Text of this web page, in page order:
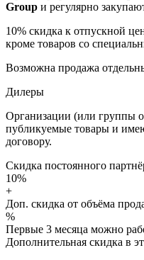
Group и регулярно
10% скидка к отпускной
кроме товаров со
Возможна продажа
Дилеры
Организации (или группы
публикуемые товары и
договору.
Скидка постоянного
10%
+
Доп. скидка от объёма
%
Первые 3 месяца можно
Дополнительная скидка в